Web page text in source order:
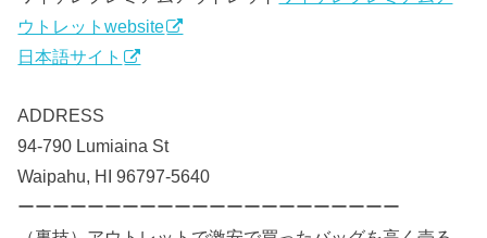
ウトレットwebsite
日本語サイト
ADDRESS
94-790 Lumiaina St
Waipahu, HI 96797-5640
ーーーーーーーーーーーーーーーーーーーーーー